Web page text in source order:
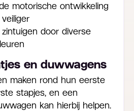
motorische ontwikkeling
door diverse
en duwwagens
maken rond hun eerste
stapjes, en een
kan hierbij helpen.